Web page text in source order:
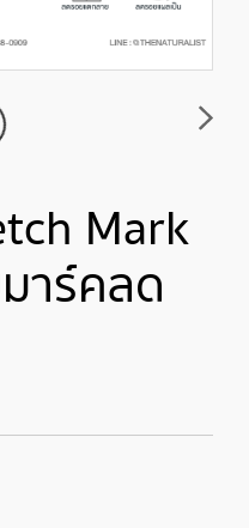
Mark
าร์คลด